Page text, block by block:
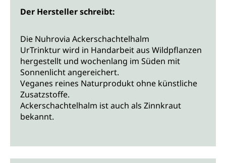
Der Hersteller schreibt:
Die Nuhrovia Ackerschachtelhalm
UrTrinktur wird in Handarbeit aus Wildpflanzen
hergestellt und wochenlang im Süden mit
Sonnenlicht angereichert.
Veganes reines Naturprodukt ohne künstliche
Zusatzstoffe.
Ackerschachtelhalm ist auch als Zinnkraut
bekannt.